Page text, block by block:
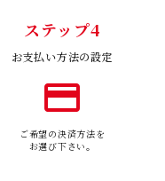
ステップ4
お支払い方法の設定
payment
ご希望の決済方法を
お選び下さい。